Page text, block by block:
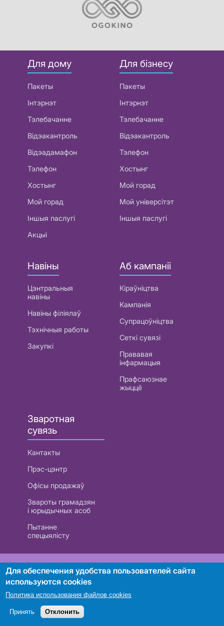
Для дому
Пакеты
Інтэрнэт
Тэлебачанне
Відэакантроль
Відэадамафон
Тэлефон
Хостынг
Мой горад
Іншыя паслугі
Акцыі
Для бізнесу
Пакеты
Інтэрнэт
Тэлебачанне
Відэакантроль
Тэлефон
Хостынг
Мой горад
Мой універсітэт
Іншыя паслугі
Навіны
Цэнтральныя
навіны
Навіны філіялаў
Тэхнічныя работы
Закупкі
Аб кампаніі
Кіраўніцтва
Кампанія
Супрацоўніцтва
Сеткі сувязі
Прававая
інфармацыя
Прафсаюзнае
жыццё
Зваротная
сувязь
Кантакты
Прэс-цэнтр
Офісы продажаў
Звароты грамадзян
і юрыдычных асоб
Пытанне
спецыялісту
РУП «Белтэлекам». УНП 101007741
Пошук
Для обеспечения удобства пользователей сайта
используются cookies
Политика использования файлов cookies
Принять Отклонить